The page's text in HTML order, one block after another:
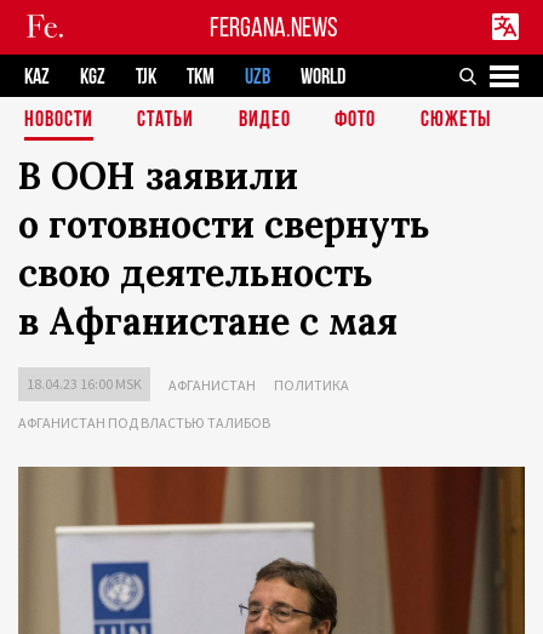
FERGANA.NEWS
KAZ KGZ TJK TKM UZB
WORLD
НОВОСТИ
СТАТЬИ ВИДЕО ФОТО СЮЖЕТЫ
В ООН заявили
о готовности свернуть
свою деятельность
в Афганистане с мая
18.04.23 16:00 MSK АФГАНИСТАН ПОЛИТИКА
АФГАНИСТАН ПОД ВЛАСТЬЮ ТАЛИБОВ